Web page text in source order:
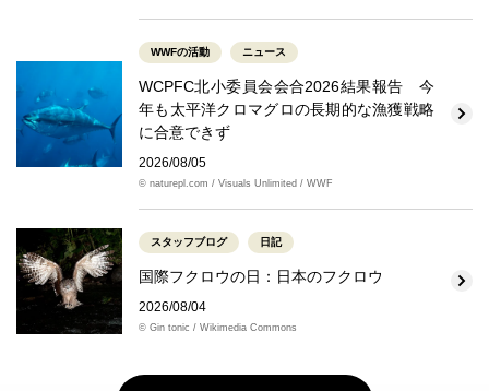
WWFの活動 ニュース
WCPFC北小委員会会合2026結果報告 今
年も太平洋クロマグロの長期的な漁獲戦略
に合意できず
2026/08/05
© naturepl.com / Visuals Unlimited / WWF
スタッフブログ 日記
国際フクロウの日：日本のフクロウ
2026/08/04
© Gin tonic / Wikimedia Commons